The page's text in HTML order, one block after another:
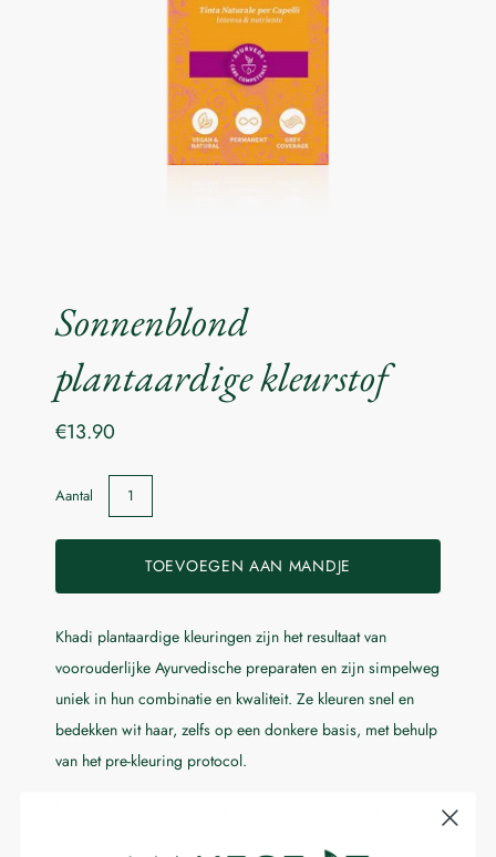
Sonnenblond
plantaardige kleurstof
€13.90
Aantal
TOEVOEGEN AAN MANDJE
Laat me weten wanneer dit product beschikbaar is:
Indienen
Khadi plantaardige kleuringen zijn het resultaat van
voorouderlijke Ayurvedische preparaten en zijn simpelweg
uniek in hun combinatie en kwaliteit. Ze kleuren snel en
bedekken wit haar, zelfs op een donkere basis, met behulp
van het pre-kleuring protocol.